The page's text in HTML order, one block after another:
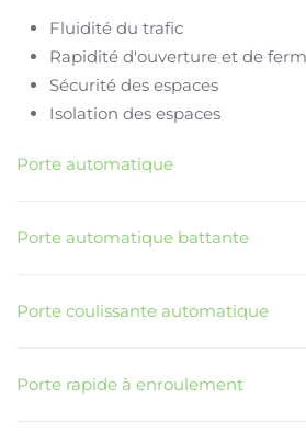
Fluidité du trafic
Rapidité d'ouverture et de
Sécurité des espaces
Isolation des espaces
Porte automatique
Porte automatique battante
Porte coulissante automatique
Porte rapide à enroulement